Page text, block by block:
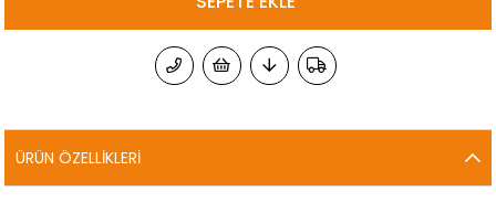
ÜRÜN ÖZELLIKLERI